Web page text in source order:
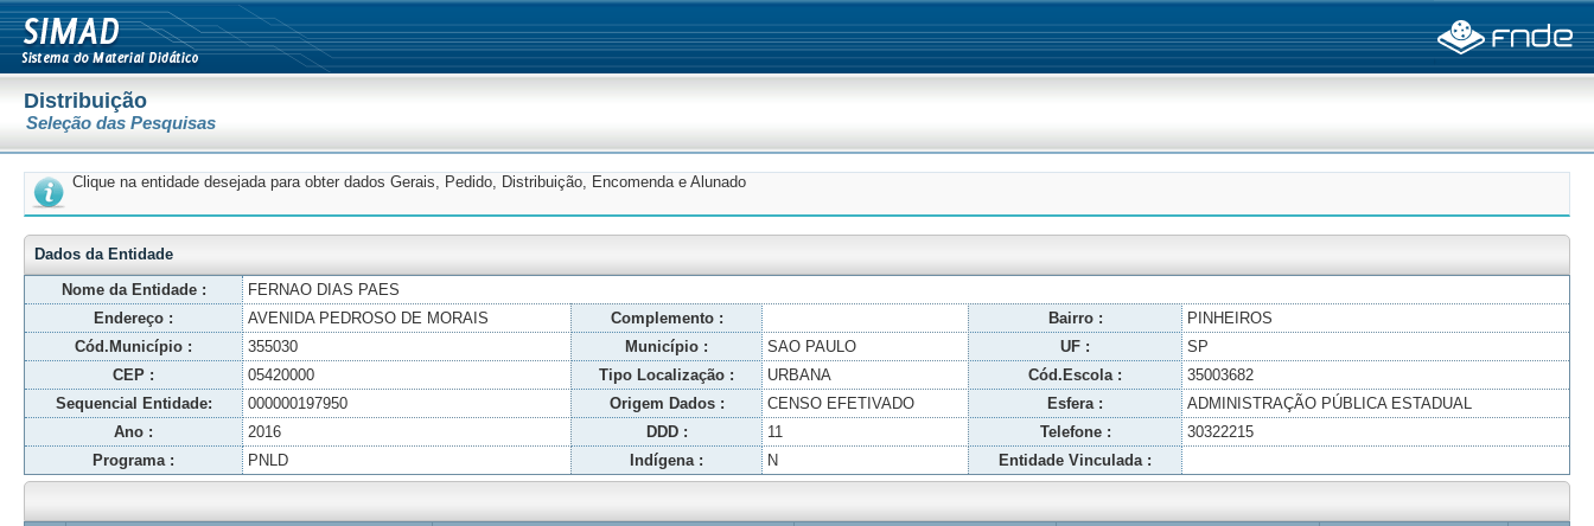
Distribuição
Seleção das Pesquisas
Clique na entidade desejada para obter dados Gerais, Pedido, Distribuição, Encomenda e Alunado
Dados da Entidade
Nome da Entidade :
FERNAO DIAS PAES
Endereço :
AVENIDA PEDROSO DE MORAIS Complemento : Bairro :
PINHEIROS
Cód.Município :
355030 Município : SAO PAULO UF :
SP
CEP :
05420000 Tipo Localização : URBANA Cód.Escola :
35003682
Sequencial Entidade:
000000197950 Origem Dados : CENSO EFETIVADO Esfera :
ADMINISTRAÇÃO PÚBLICA ESTADUAL
Ano :
2016 DDD : 11 Telefone :
30322215
Programa :
PNLD Indígena : N Entidade Vinculada :